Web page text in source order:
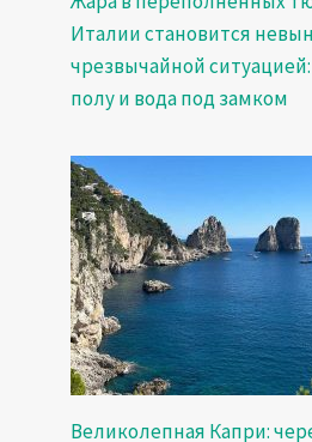
Италии становится
чрезвычайной
полу и вода под замком
Великолепная Капри: